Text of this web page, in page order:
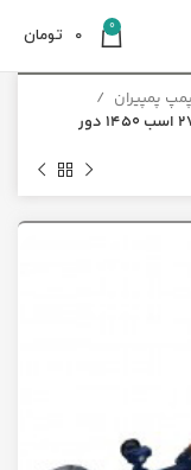
0
0 تومان
پمپیران